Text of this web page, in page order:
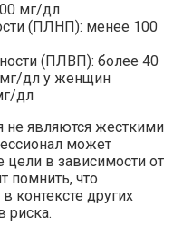
мг/дл
(ПЛНП): менее 100
(ПЛВП): более 40
дл у женщин
дл
не являются жесткими
может
в зависимости от
помнить, что
контексте других
риска.